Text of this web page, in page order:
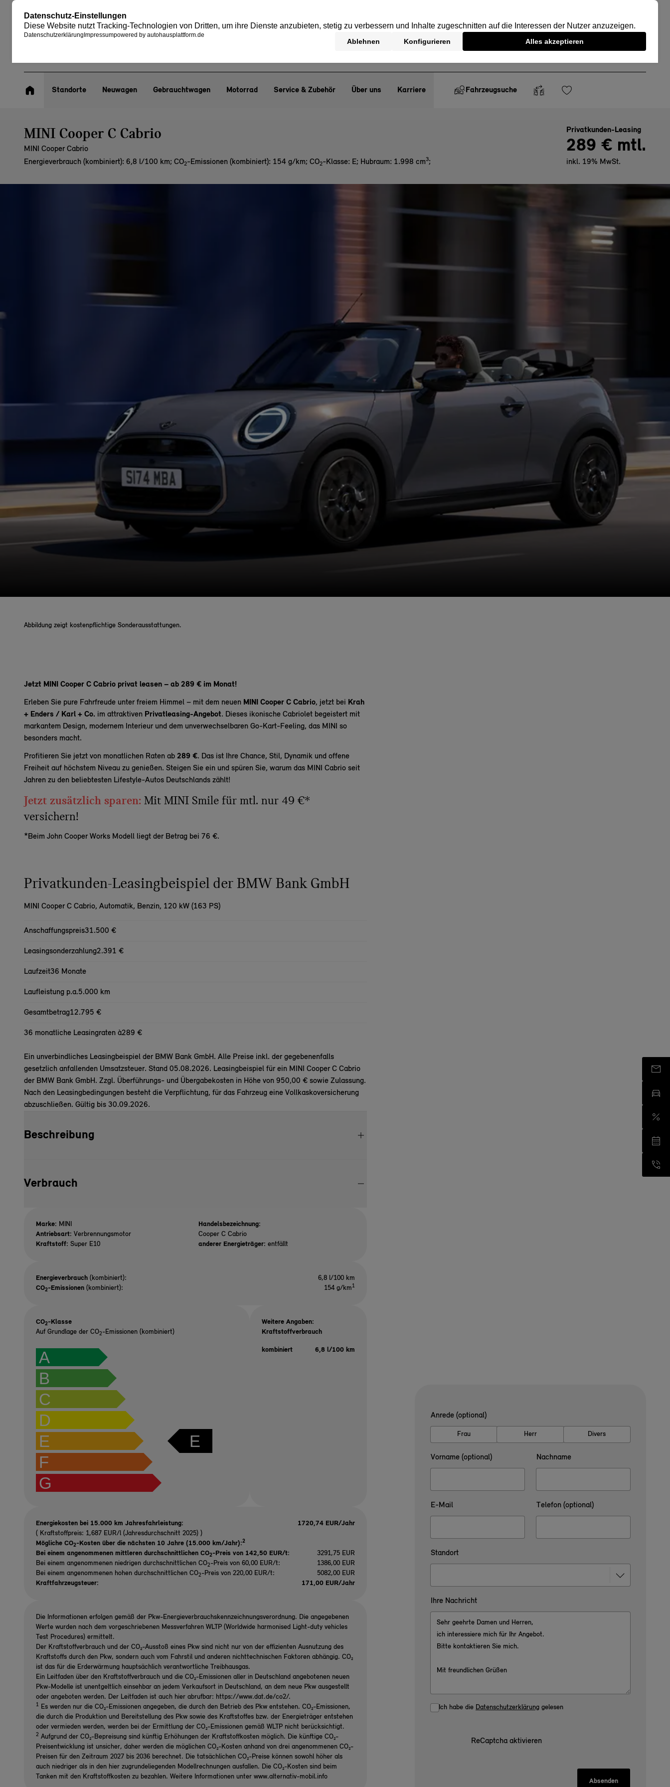
Standorte Neuwagen Gebrauchtwagen Motorrad Service & Zubehör Über uns Karriere Fahrzeugsuche
MINI Cooper C Cabrio
MINI Cooper Cabrio
Energieverbrauch (kombiniert): 6,8 l/100 km; CO2-Emissionen (kombiniert): 154 g/km; CO2-Klasse: E; Hubraum: 1.998 cm3;
Privatkunden-Leasing
289 € mtl.
inkl. 19% MwSt.
Abbildung zeigt kostenpflichtige Sonderausstattungen.
Jetzt MINI Cooper C Cabrio privat leasen – ab 289 € im Monat!
Erleben Sie pure Fahrfreude unter freiem Himmel – mit dem neuen MINI Cooper C Cabrio, jetzt bei Krah
+ Enders / Karl + Co. im attraktiven Privatleasing-Angebot. Dieses ikonische Cabriolet begeistert mit
markantem Design, modernem Interieur und dem unverwechselbaren Go-Kart-Feeling, das MINI so
besonders macht.
Profitieren Sie jetzt von monatlichen Raten ab 289 €. Das ist Ihre Chance, Stil, Dynamik und offene
Freiheit auf höchstem Niveau zu genießen. Steigen Sie ein und spüren Sie, warum das MINI Cabrio seit
Jahren zu den beliebtesten Lifestyle-Autos Deutschlands zählt!
Jetzt zusätzlich sparen: Mit MINI Smile für mtl. nur 49 €*
versichern!
*Beim John Cooper Works Modell liegt der Betrag bei 76 €.
Privatkunden-Leasingbeispiel der BMW Bank GmbH
MINI Cooper C Cabrio, Automatik, Benzin, 120 kW (163 PS)
Anschaffungspreis31.500 €
Leasingsonderzahlung2.391 €
Laufzeit36 Monate
Laufleistung p.a.5.000 km
Gesamtbetrag12.795 €
36 monatliche Leasingraten à289 €
Ein unverbindliches Leasingbeispiel der BMW Bank GmbH. Alle Preise inkl. der gegebenenfalls
gesetzlich anfallenden Umsatzsteuer. Stand 05.08.2026. Leasingbeispiel für ein MINI Cooper C Cabrio
der BMW Bank GmbH. Zzgl. Überführungs- und Übergabekosten in Höhe von 950,00 € sowie Zulassung.
Nach den Leasingbedingungen besteht die Verpflichtung, für das Fahrzeug eine Vollkaskoversicherung
abzuschließen. Gültig bis 30.09.2026.
Beschreibung
Verbrauch
Marke: MINI
Antriebsart: Verbrennungsmotor
Kraftstoff: Super E10
Handelsbezeichnung:
Cooper C Cabrio
anderer Energieträger: entfällt
Energieverbrauch (kombiniert):
6,8 l/100 km
CO2-Emissionen (kombiniert): 154 g/km1
CO2-Klasse
Auf Grundlage der CO2-Emissionen (kombiniert)
A
B
C
D
E
F
G
E
Weitere Angaben:
Kraftstoffverbrauch
kombiniert 6,8 l/100 km
Energiekosten bei 15.000 km Jahresfahrleistung:
1720,74 EUR/Jahr
( Kraftstoffpreis: 1,687 EUR/l (Jahresdurchschnitt 2025) )
Mögliche CO2-Kosten über die nächsten 10 Jahre (15.000 km/Jahr):2
Bei einem angenommenen mittleren durchschnittlichen CO2-Preis von 142,50 EUR/t:
3291,75 EUR
Bei einem angenommenen niedrigen durchschnittlichen CO2-Preis von 60,00 EUR/t:
1386,00 EUR
Bei einem angenommenen hohen durchschnittlichen CO2-Preis von 220,00 EUR/t:
5082,00 EUR
Kraftfahrzeugsteuer:
171,00 EUR/Jahr
Die Informationen erfolgen gemäß der Pkw-Energieverbrauchskennzeichnungsverordnung. Die angegebenen
Werte wurden nach dem vorgeschriebenen Messverfahren WLTP (Worldwide harmonised Light-duty vehicles
Test Procedures) ermittelt.
Der Kraftstoffverbrauch und der CO₂-Ausstoß eines Pkw sind nicht nur von der effizienten Ausnutzung des
Kraftstoffs durch den Pkw, sondern auch vom Fahrstil und anderen nichttechnischen Faktoren abhängig. CO₂
ist das für die Erderwärmung hauptsächlich verantwortliche Treibhausgas.
Ein Leitfaden über den Kraftstoffverbrauch und die CO₂-Emissionen aller in Deutschland angebotenen neuen
Pkw-Modelle ist unentgeltlich einsehbar an jedem Verkaufsort in Deutschland, an dem neue Pkw ausgestellt
oder angeboten werden. Der Leitfaden ist auch hier abrufbar: https://www.dat.de/co2/.
1 Es werden nur die CO₂-Emissionen angegeben, die durch den Betrieb des Pkw entstehen. CO₂-Emissionen,
die durch die Produktion und Bereitstellung des Pkw sowie des Kraftstoffes bzw. der Energieträger entstehen
oder vermieden werden, werden bei der Ermittlung der CO₂-Emissionen gemäß WLTP nicht berücksichtigt.
2 Aufgrund der CO₂-Bepreisung sind künftig Erhöhungen der Kraftstoffkosten möglich. Die künftige CO₂-
Preisentwicklung ist unsicher, daher werden die möglichen CO₂-Kosten anhand von drei angenommenen CO₂-
Preisen für den Zeitraum 2027 bis 2036 berechnet. Die tatsächlichen CO₂-Preise können sowohl höher als
auch niedriger als in den hier zugrundeliegenden Modellrechnungen ausfallen. Die CO₂-Kosten sind beim
Tanken mit den Kraftstoffkosten zu bezahlen. Weitere Informationen unter www.alternativ-mobil.info
Anrede (optional)
Frau Herr Divers
Vorname (optional) Nachname
E-Mail Telefon (optional)
Standort
Ihre Nachricht
Ich habe die Datenschutzerklärung gelesen
ReCaptcha aktivieren
Absenden